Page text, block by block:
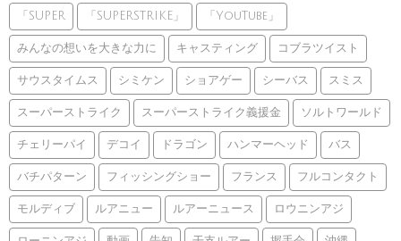
「SUPER 「SUPERSTRIKE」 「YouTube」
みんなの想いを大きな力に キャスティング コブラツイスト
サウスタイムス シミケン ショアゲー シーバス スミス
スーパーストライク スーパーストライク義援金 ソルトワールド
チェリーパイ デコイ ドラゴン ハンマーヘッド バス
バチパターン フィッシングショー フランス フルコンタクト
モルディブ ルアニュー ルアーニュース ロウニンアジ